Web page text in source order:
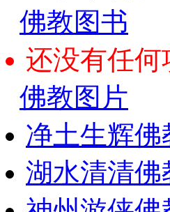
佛教图书
还没有任何
佛教图片
净土生辉佛
湖水清清佛